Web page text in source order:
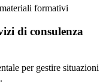
di consulenza
per gestire situazioni